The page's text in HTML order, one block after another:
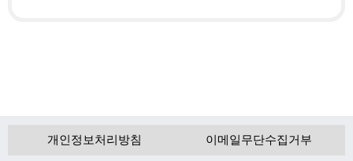
개인정보처리방침 이메일무단수집거부